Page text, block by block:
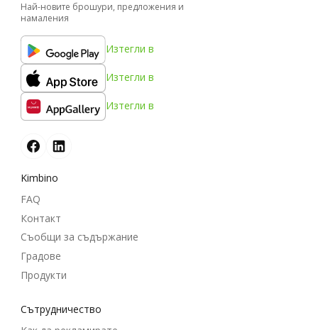
Най-новите брошури, предложения и
намаления
Изтегли в
Изтегли в
Изтегли в
Kimbino
FAQ
Контакт
Съобщи за съдържание
Градове
Продукти
Cътрудничество